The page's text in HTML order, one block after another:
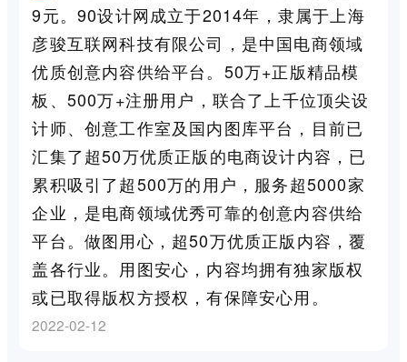
9元。90设计网成立于2014年，隶属于上海
彦骏互联网科技有限公司，是中国电商领域
优质创意内容供给平台。50万+正版精品模
板、500万+注册用户，联合了上千位顶尖设
计师、创意工作室及国内图库平台，目前已
汇集了超50万优质正版的电商设计内容，已
累积吸引了超500万的用户，服务超5000家
企业，是电商领域优秀可靠的创意内容供给
平台。做图用心，超50万优质正版内容，覆
盖各行业。用图安心，内容均拥有独家版权
或已取得版权方授权，有保障安心用。
2022-02-12